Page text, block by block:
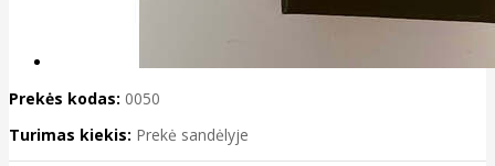
Prekės kodas: 0050
Turimas kiekis: Prekė sandėlyje